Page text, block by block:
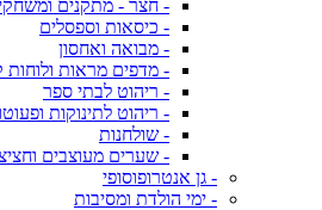
- חצר - מתקנים
- כיסאות וספסלים
- מבואה ואחסון
- מדפים מראות ולוחות
- ריהוט לבתי ספר
- ריהוט לתינוקות
- שולחנות
- שערים מעוצבים
- גן אנטרופוסופי
- ימי הולדת ומסיבות